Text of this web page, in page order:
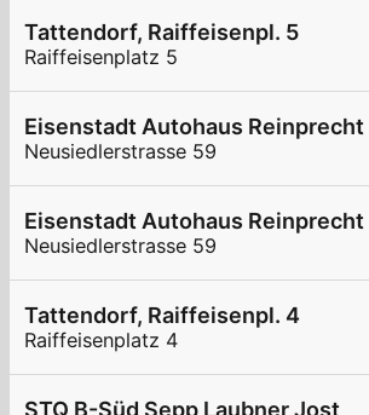
Tattendorf, Raiffeisenpl. 5
Raiffeisenplatz 5
Eisenstadt Autohaus Reinprecht
Neusiedlerstrasse 59
Eisenstadt Autohaus
Neusiedlerstrasse 59
Tattendorf, Raiffeisenpl. 4
Raiffeisenplatz 4
STQ B-Süd Sepp Laubner Jost